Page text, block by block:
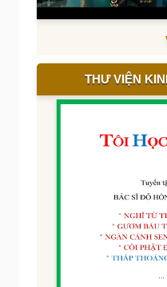
THƯ VIỆN